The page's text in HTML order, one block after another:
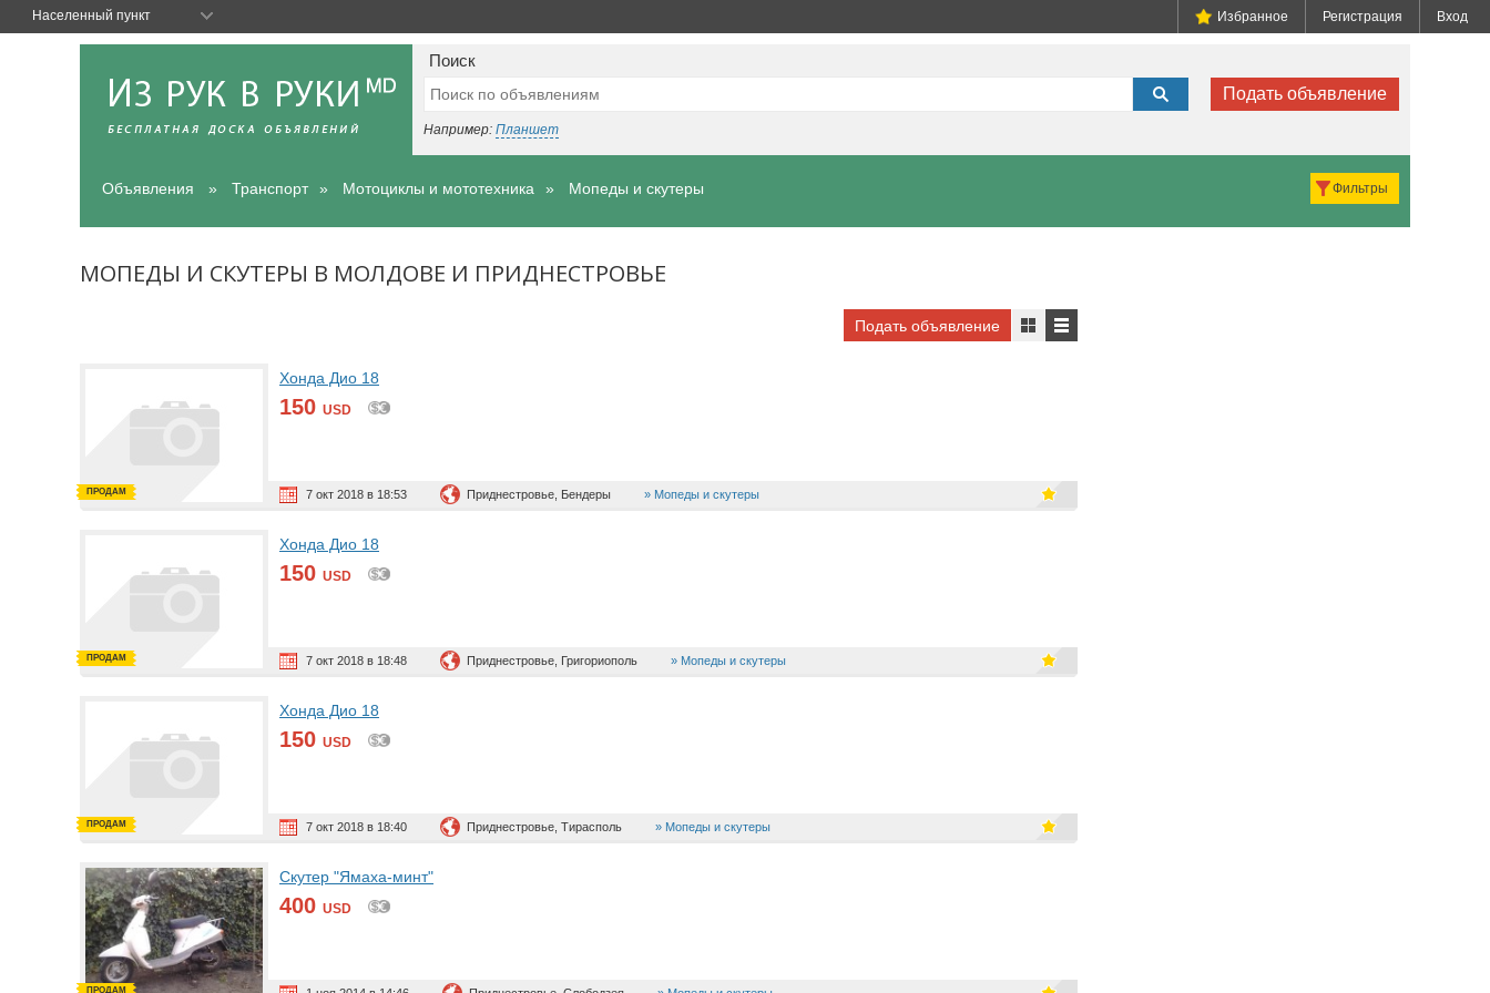
Поиск
Подать объявление
Например: Планшет
Фильтры
Объявления Транспорт Мотоциклы и мототехника Мопеды и скутеры
МОПЕДЫ И СКУТЕРЫ В МОЛДОВЕ И ПРИДНЕСТРОВЬЕ
Подать объявление
Хонда Дио 18
150 USD
7 окт 2018 в 18:53 Приднестровье, Бендеры Мопеды и скутеры
ПРОДАМ
Хонда Дио 18
150 USD
7 окт 2018 в 18:48 Приднестровье, Григориополь Мопеды и скутеры
ПРОДАМ
Хонда Дио 18
150 USD
7 окт 2018 в 18:40 Приднестровье, Тирасполь Мопеды и скутеры
ПРОДАМ
Скутер "Ямаха-минт"
400 USD
ПРОДАМ
Населенный пункт Избранное Регистрация Вход